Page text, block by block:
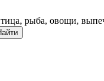
рыба, овощи,